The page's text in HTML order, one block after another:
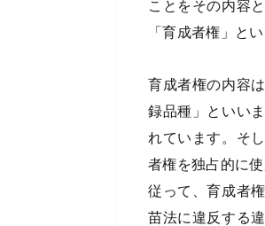
ことをその内容
「育成者権」とい
育成者権の内容
録品種」といい
れています。そ
者権を独占的に
従って、育成者
苗法に違反する